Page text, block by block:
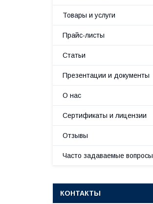
Товары и услуги
Прайс-листы
Статьи
Презентации и документы
О нас
Сертификаты и лицензии
Отзывы
Часто задаваемые вопросы
КОНТАКТЫ